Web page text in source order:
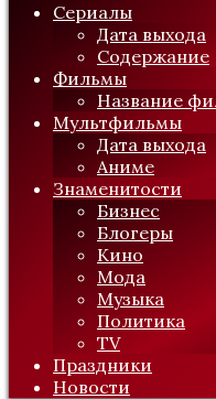
Сериалы
Дата выхода
Содержание
Фильмы
Название
Мультфильмы
Дата выхода
Аниме
Знаменитости
Бизнес
Блогеры
Кино
Мода
Музыка
Политика
TV
Праздники
Новости